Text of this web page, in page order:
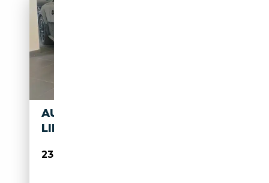
AUDI TT COUPÉ 2.0TDI BLACK
LINE EDITION
23 000€